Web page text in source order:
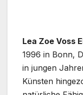
Lea Zoe Voss
1996 in Bonn,
in jungen
Künsten